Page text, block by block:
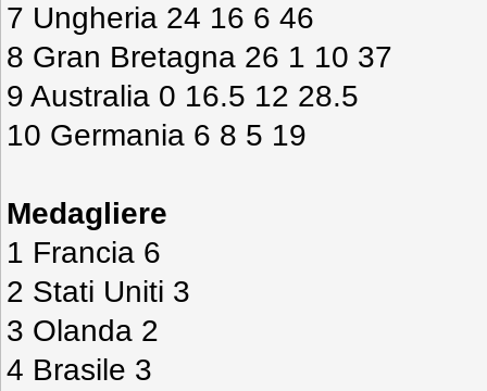
7 Ungheria 24 16 6 46
8 Gran Bretagna 26 1 10 37
9 Australia 0 16.5 12 28.5
10 Germania 6 8 5 19
Medagliere
1 Francia 6
2 Stati Uniti 3
3 Olanda 2
4 Brasile 3